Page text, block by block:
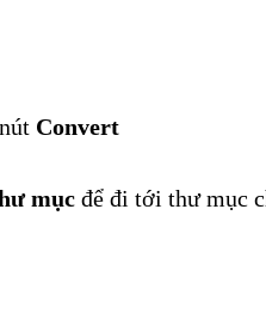
Convert
mục để đi tới thư mục